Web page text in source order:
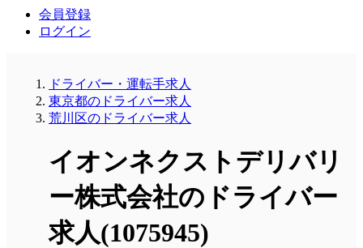
会員登録
ログイン
ドライバー・運転手求人
東京都のドライバー求人
荒川区のドライバー求人
イオンネクストデリバリ
ー株式会社のドライバー
求人(1075945)